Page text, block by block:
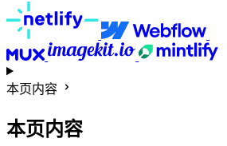
本页内容
本页内容